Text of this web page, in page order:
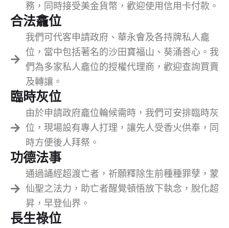
務，同時接受美金貨幣，歡迎使用信用卡付款。
合法龕位
我們可代客申請政府、華永會及各持牌私人龕
位，當中包括著名的沙田寶福山、葵涌善心。我
們為多家私人龕位的授權代理商，歡迎查詢買賣
及轉讓。
臨時灰位
由於申請政府龕位輪候需時，我們可安排臨時灰
位，現場設有專人打理，讓先人受香火供奉，同
時方便後人拜祭。
功德法事
通過誦經超渡亡者，祈願釋除生前種種罪孽，蒙
仙聖之法力，助亡者醒覺頓悟放下執念，脫化超
昇，早登仙界。
長生祿位